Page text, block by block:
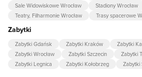
Sale Widowiskowe Wrocław
Stadiony Wrocław
Teatry, Filharmonie Wrocław
Trasy spacerowe
Zabytki
Zabytki Gdańsk Zabytki Kraków
Zabytki
Zabytki Wrocław
Zabytki Szczecin Zabytki
Zabytki Legnica
Zabytki Kołobrzeg Zabytki